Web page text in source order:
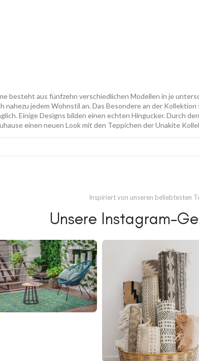
besteht aus fünfzehn verschiedlichen Modellen in je
nahezu jedem Wohnstil an. Das Besondere an der
Einige Designs bilden einen echten Hingucker. Durch
einen neuen Look mit den Teppichen der Unakite
Inspiriert von unseren beliebtesten
Unsere Instagram-